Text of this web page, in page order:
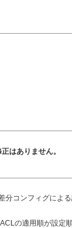
はありません。
分コンフィグによ
の適用順が設定